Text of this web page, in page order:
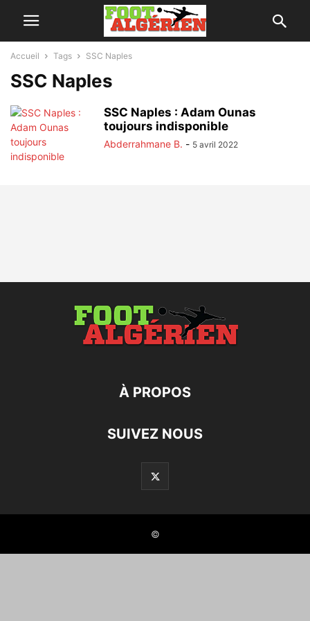
Accueil Tags SSC Naples
SSC Naples
SSC Naples : Adam Ounas
toujours indisponible
Abderrahmane B. - 5 avril 2022
À PROPOS
SUIVEZ NOUS
©